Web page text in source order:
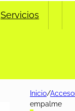
Servicios
Inicio/
empalme